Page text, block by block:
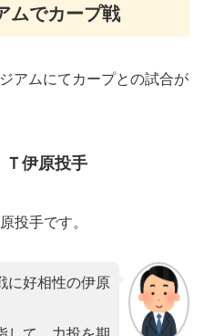
ムでカープ戦
アムにてカープとの試合が
Ｔ伊原投手
投手です。
に好相性の伊原